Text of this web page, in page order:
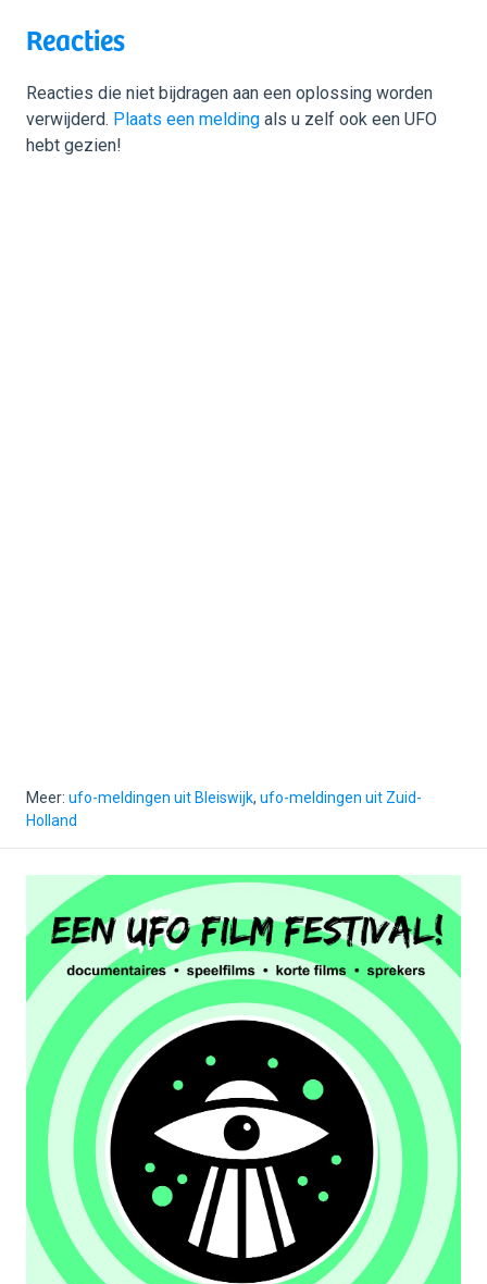
Reacties
Reacties die niet bijdragen aan een oplossing worden
verwijderd. Plaats een melding als u zelf ook een UFO
hebt gezien!
Meer: ufo-meldingen uit Bleiswijk, ufo-meldingen uit Zuid-
Holland